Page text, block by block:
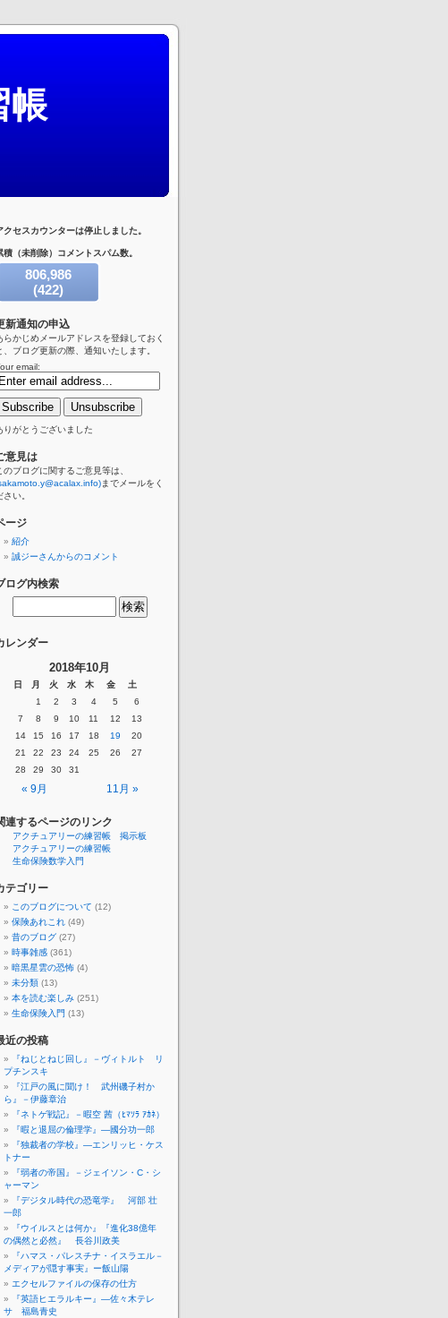
帳
クセスカウンターは停止しました。
積（未削除）コメントスパム数。
806,986
(422)
コメントスパム
新通知の申込
らかじめメールアドレスを登録しておく
、ブログ更新の際、通知いたします。
email:
りがとうございました
意見は
のブログに関するご意見等は、
までメールをく
さい。
ージ
紹介
誠ジーさんからのコメント
ログ内検索
レンダー
2018年10月
日 月 火 水 木 金 土
« 9月 11月 »
1 2 3 4 5
6
7
8 9 10 11 12
13
14
15 16 17 18 19
20
21
22 23 24 25 26
27
28
29 30 31
連するページのリンク
アクチュアリーの練習帳 掲示板
アクチュアリーの練習帳
生命保険数学入門
テゴリー
このブログについて (12)
保険あれこれ (49)
昔のブログ (27)
時事雑感 (361)
暗黒星雲の恐怖 (4)
未分類 (13)
本を読む楽しみ (251)
生命保険入門 (13)
近の投稿
『ねじとねじ回し』－ヴィトルト リ
プチンスキ
『江戸の風に聞け！ 武州磯子村か
ら』－伊藤章治
『ネトゲ戦記』－暇空 茜（ﾋﾏｿﾗ ｱｶﾈ）
『暇と退屈の倫理学』―國分功一郎
『独裁者の学校』―エンリッヒ・ケス
トナー
『弱者の帝国』－ジェイソン・C・シ
ャーマン
『デジタル時代の恐竜学』 河部 壮
一郎
『ウイルスとは何か』『進化38億年
の偶然と必然』 長谷川政美
『ハマス・パレスチナ・イスラエル－
メディアが隠す事実』ー飯山陽
エクセルファイルの保存の仕方
『英語ヒエラルキー』―佐々木テレ
サ 福島青史